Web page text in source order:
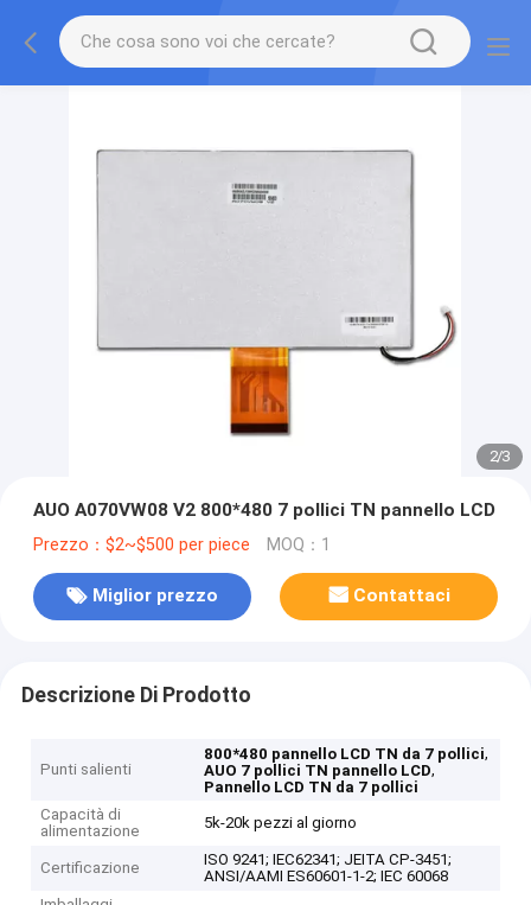
2/3
AUO A070VW08 V2 800*480 7 pollici TN pannello LCD
Prezzo：$2~$500 per piece MOQ：1
Miglior prezzo Contattaci
Descrizione Di Prodotto
Punti salienti
800*480 pannello LCD TN da 7 pollici,
AUO 7 pollici TN pannello LCD,
Pannello LCD TN da 7 pollici
Capacità di
alimentazione
5k-20k pezzi al giorno
Certificazione
ISO 9241; IEC62341; JEITA CP-3451;
ANSI/AAMI ES60601-1-2; IEC 60068